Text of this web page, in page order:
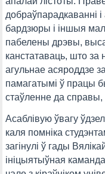
добраўпарадкаванні
бардзюры і іншыя
пабелены дрэвы,
канстатаваць, што за
агульнае асяроддзе
памагатымі ў працы
стаўленне да справы,
Асаблівую ўвагу
каля помніка
загінулі ў гады
ініцыятыўная